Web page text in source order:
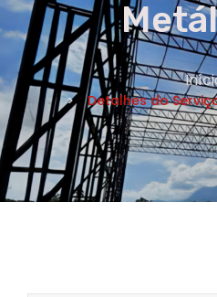
TELEFONE *
CIDADE *
MENSAGEM *